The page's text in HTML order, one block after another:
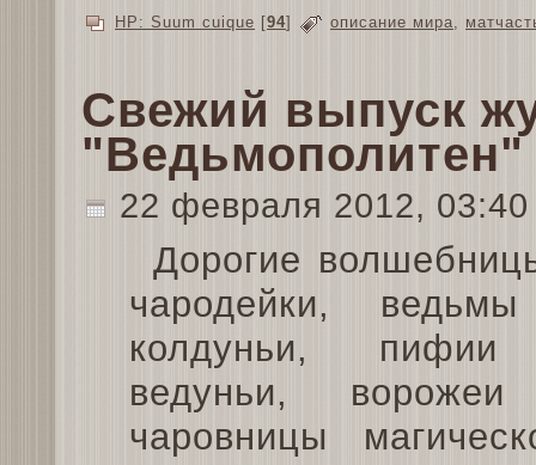
HP: Suum cuique [94] описание мира
Свежий выпуск
22 февраля 2012,
Дорогие
чародейки,
колдуньи,
ведуньи,
чаровницы